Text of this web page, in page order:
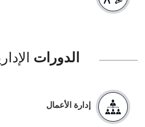
الدورات
إدارة الأعمال